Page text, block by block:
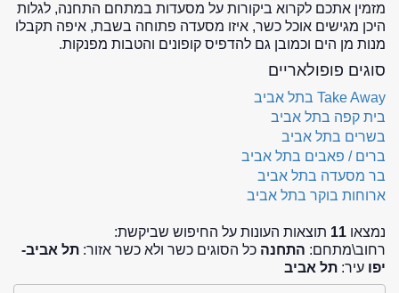
מזמין אתכם לקרוא ביקורות על מסעדות במתחם התחנה, לגלות
היכן מגישים אוכל כשר, איזו מסעדה פתוחה בשבת, איפה תקבלו
מנות מן הים וכמובן גם להדפיס קופונים והטבות מפנקות.
סוגים פופולאריים
Take Away בתל אביב
בית קפה בתל אביב
בשרים בתל אביב
ברים / פאבים בתל אביב
בר מסעדה בתל אביב
ארוחות בוקר בתל אביב
נמצאו 11 תוצאות העונות על החיפוש שביקשת:
רחוב\מתחם: התחנה כל הסוגים כשר ולא כשר אזור: תל אביב-
יפו עיר: תל אביב